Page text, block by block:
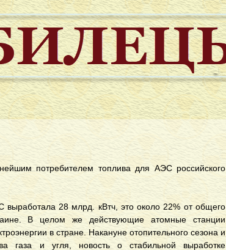
потребителем топлива для АЭС российского
28 млрд. кВтч, это около 22% от общего
В целом же действующие атомные станции
в стране. Накануне отопительного сезона и
газа и угля, новость о стабильной выработке